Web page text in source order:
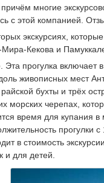
многие
с этой компанией.
экскурсиях,
Кекова и
Эта прогулка
живописных мест
бухты и трёх
морских черепах,
время для купания
прогулки
в стоимость
и для детей.